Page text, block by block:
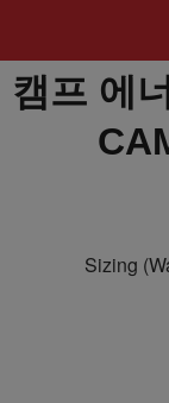
캠프 에
Sizing